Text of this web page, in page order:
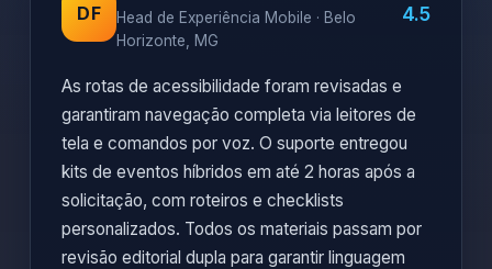
DF
Head de Experiência Mobile · Belo
Horizonte, MG
4.5
As rotas de acessibilidade foram revisadas e
garantiram navegação completa via leitores de
tela e comandos por voz. O suporte entregou
kits de eventos híbridos em até 2 horas após a
solicitação, com roteiros e checklists
personalizados. Todos os materiais passam por
revisão editorial dupla para garantir linguagem